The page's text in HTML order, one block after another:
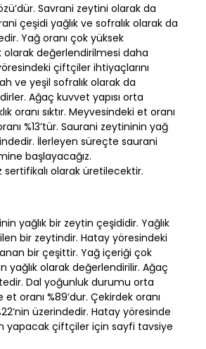
Savrani zeytini olarak da
çeşidi yağlık ve sofralık olarak da
Yağ oranı çok yüksek
olarak değerlendirilmesi daha
çiftçiler ihtiyaçlarını
ve yeşil sofralık olarak da
Ağaç kuvvet yapısı orta
oranı sıktır. Meyvesindeki et oranı
%13’tür. Saurani zeytininin yağ
İlerleyen süreçte saurani
başlayacağız.
sertifikalı olarak üretilecektir.
yağlık bir zeytin çeşididir. Yağlık
bir zeytindir. Hatay yöresindeki
bir çeşittir. Yağ içeriği çok
yağlık olarak değerlendirilir. Ağaç
Dal yoğunluk durumu orta
oranı %89’dur. Çekirdek oranı
üzerindedir. Hatay yöresinde
yapacak çiftçiler için sayfi tavsiye